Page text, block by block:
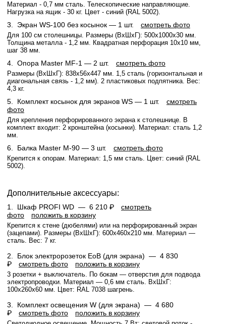
Материал - 0,7 мм сталь. Телескопические направляющие.
Нагрузка на ящик - 30 кг. Цвет - синий (RAL 5002).
3. Экран WS-100 без косынок — 1 шт. смотреть фото
Для 100 см столешницы. Размеры (ВхШхГ): 500x1000x30 мм.
Толщина металла - 1,2 мм. Квадратная перфорация 10х10 мм,
шаг 38 мм.
4. Опора Master MF-1 — 2 шт. смотреть фото
Размеры (ВхШхГ): 838x56x447 мм. 1,5 сталь (горизонтальная и
диагональная связь - 1,2 мм). 2 пластиковых подпятника. Вес:
4,3 кг.
5. Комплект косынок для экранов WS — 1 шт.
смотреть
фото
Для крепления перфорированного экрана к столешнице. В
комплект входит: 2 кронштейна (косынки). Материал: сталь 1,2
мм.
6. Балка Master M-90 — 3 шт. смотреть фото
Крепится к опорам. Материал: 1,5 мм сталь. Цвет: синий (RAL
5002).
Дополнительные аксессуары:
1. Шкаф PROFI WD — 6 210 ₽
смотреть
фото
положить в корзину
Крепится к стене (дюбелями) или на перфорированный экран
(зацепами). Размеры (ВхШхГ): 600x460x210 мм. Материал —
сталь. Вес: 7 кг.
2. Блок электророзеток EoB (для экрана) — 4 830
₽
смотреть фото положить в корзину
3 розетки + выключатель. По бокам — отверстия для подвода
электропроводки. Материал — 0,6 мм сталь. ВхШхГ:
100х260х60 мм. Цвет: RAL 7038 шагрень.
3. Комплект освещения W (для экрана) — 4 680
₽
смотреть фото положить в корзину